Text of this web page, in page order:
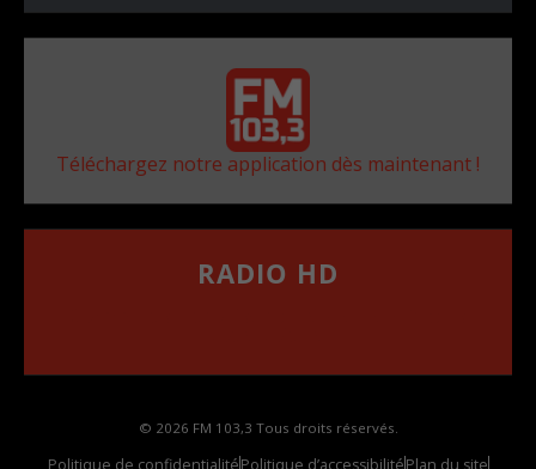
Téléchargez notre application dès maintenant !
RADIO HD
© 2026 FM 103,3 Tous droits réservés.
Politique de confidentialitéPolitique d’accessibilitéPlan du site